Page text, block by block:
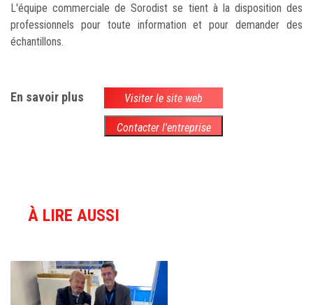
L'équipe commerciale de Sorodist se tient à la disposition des
professionnels pour toute information et pour demander des
échantillons.
En savoir plus Visiter le site web
Contacter l'entreprise
À LIRE AUSSI